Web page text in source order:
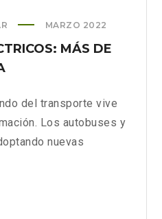
MARZO 2022
MÁS DE
del transporte vive
Los autobuses y
nuevas